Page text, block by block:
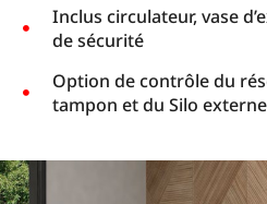
Inclus circulateur, vase
de sécurité
Option de contrôle du
tampon et du Silo externe